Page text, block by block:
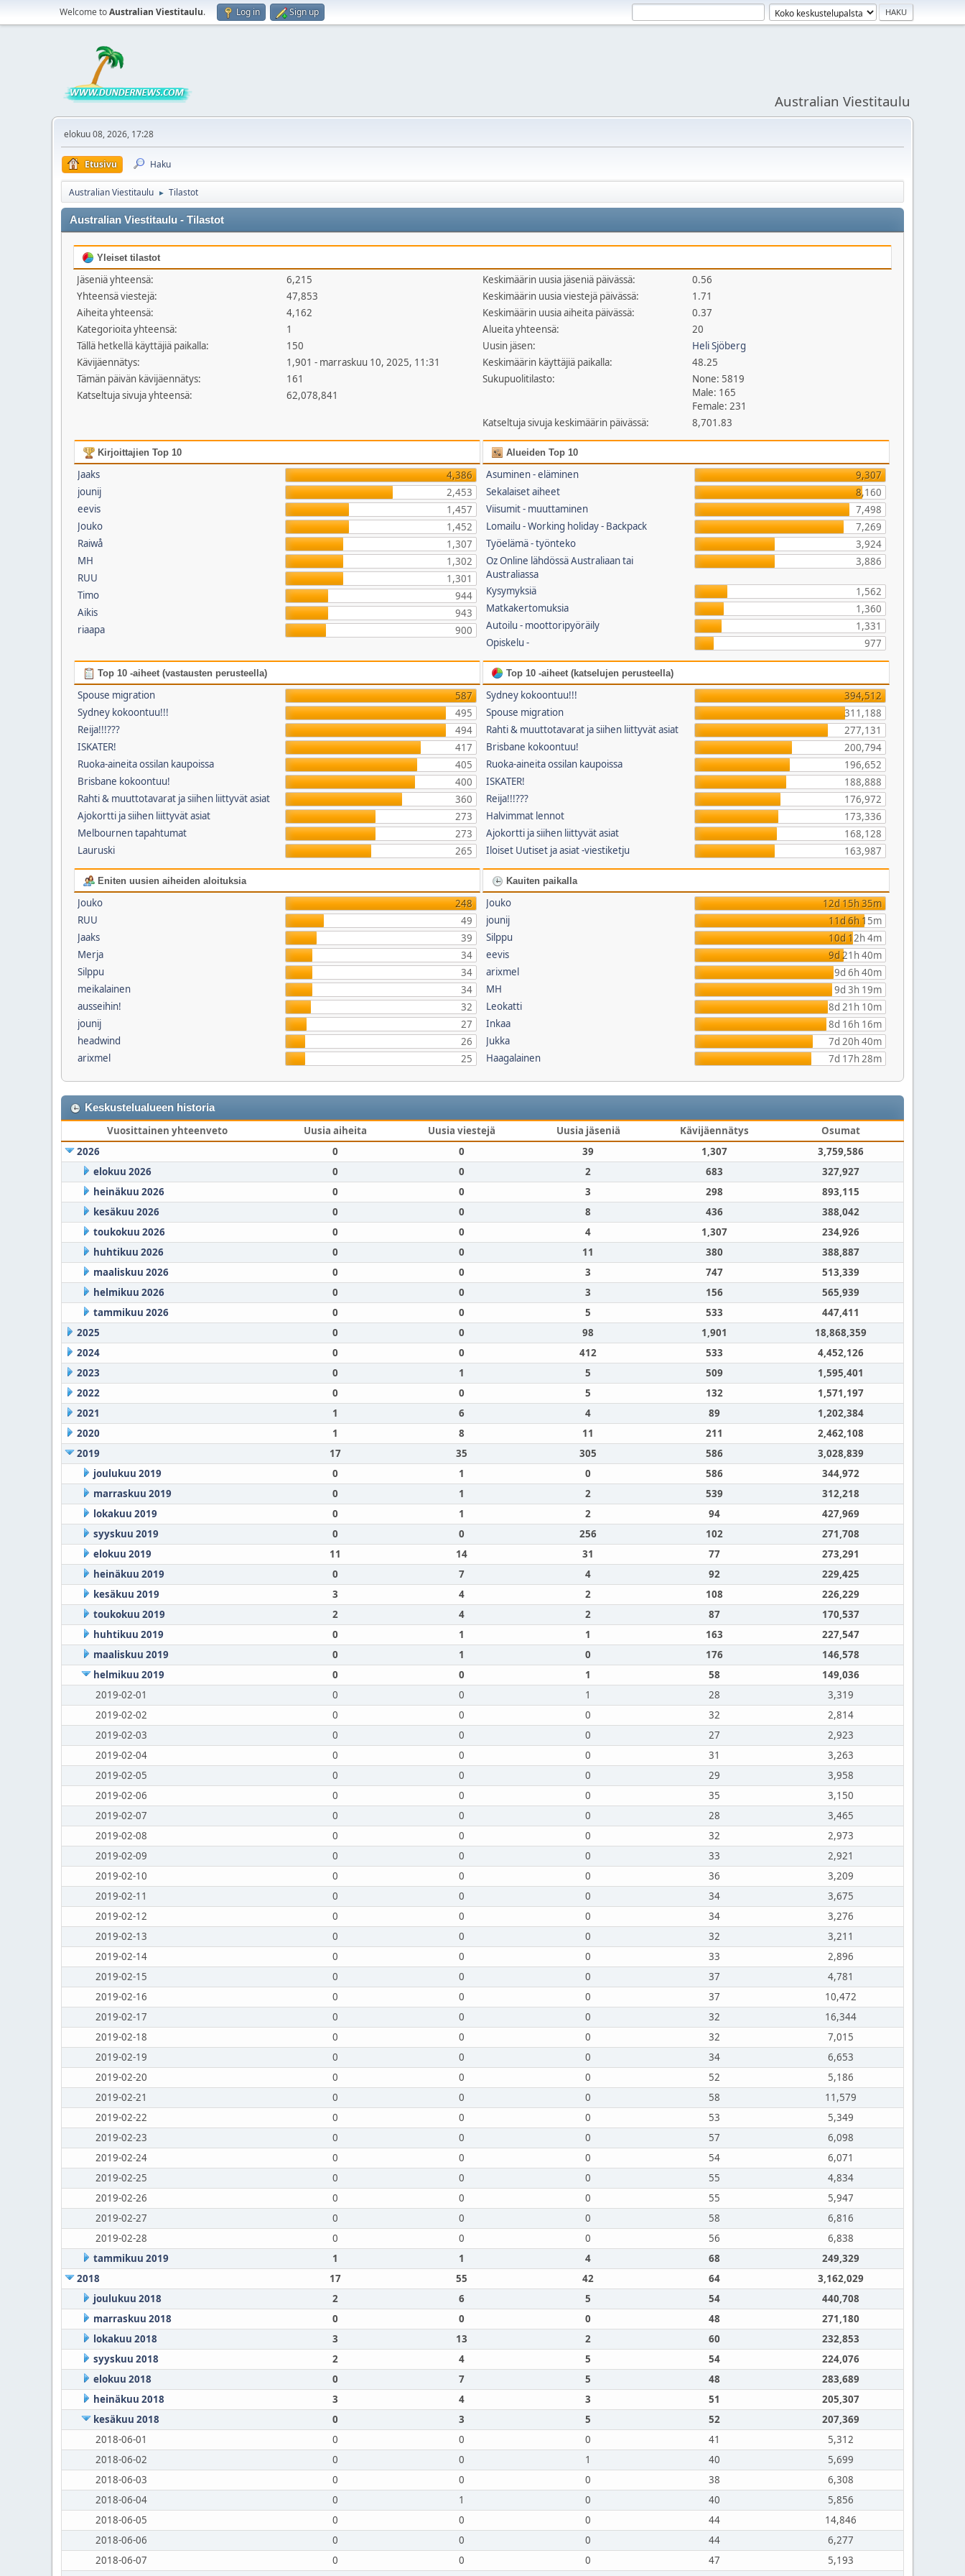
Welcome toAustralian Viestitaulu. Log in Sign up
Australian Viestitaulu
elokuu 08, 2026, 17:28
Etusivu Haku
Australian Viestitaulu ► Tilastot
Australian Viestitaulu - Tilastot
Yleiset tilastot
Jäseniä yhteensä:
6,215
Yhteensä viestejä:
47,853
Aiheita yhteensä:
4,162
Kategorioita yhteensä:
1
Tällä hetkellä käyttäjiä paikalla:
150
Kävijäennätys:
1,901 - marraskuu 10, 2025, 11:31
Tämän päivän kävijäennätys:
161
Katseltuja sivuja yhteensä:
62,078,841
Keskimäärin uusia jäseniä päivässä:
0.56
Keskimäärin uusia viestejä päivässä:
1.71
Keskimäärin uusia aiheita päivässä:
0.37
Alueita yhteensä:
20
Uusin jäsen:
Heli Sjöberg
Keskimäärin käyttäjiä paikalla:
48.25
Sukupuolitilasto:
None: 5819
Male: 165
Female: 231
Katseltuja sivuja keskimäärin päivässä:
8,701.83
Kirjoittajien Top 10
Jaaks
4,386
jounij
2,453
eevis
1,457
Jouko
1,452
Raiwå
1,307
MH
1,302
RUU
1,301
Timo
944
Aikis
943
riaapa
900
Alueiden Top 10
Asuminen - eläminen
9,307
Sekalaiset aiheet
8,160
Viisumit - muuttaminen
7,498
Lomailu - Working holiday - Backpack
7,269
Työelämä - työnteko
3,924
Oz Online lähdössä Australiaan tai
Australiassa
3,886
Kysymyksiä
1,562
Matkakertomuksia
1,360
Autoilu - moottoripyöräily
1,331
Opiskelu -
977
Top 10 -aiheet (vastausten perusteella)
Spouse migration
587
Sydney kokoontuu!!!
495
Reija!!!???
494
ISKATER!
417
Ruoka-aineita ossilan kaupoissa
405
Brisbane kokoontuu!
400
Rahti & muuttotavarat ja siihen liittyvät asiat
360
Ajokortti ja siihen liittyvät asiat
273
Melbournen tapahtumat
273
Lauruski
265
Top 10 -aiheet (katselujen perusteella)
Sydney kokoontuu!!!
394,512
Spouse migration
311,188
Rahti & muuttotavarat ja siihen liittyvät asiat
277,131
Brisbane kokoontuu!
200,794
Ruoka-aineita ossilan kaupoissa
196,652
ISKATER!
188,888
Reija!!!???
176,972
Halvimmat lennot
173,336
Ajokortti ja siihen liittyvät asiat
168,128
Iloiset Uutiset ja asiat -viestiketju
163,987
Eniten uusien aiheiden aloituksia
Jouko
248
RUU
49
Jaaks
39
Merja
34
Silppu
34
meikalainen
34
ausseihin!
32
jounij
27
headwind
26
arixmel
25
Kauiten paikalla
Jouko
12d 15h 35m
jounij
11d 6h 15m
Silppu
10d 12h 4m
eevis
9d 21h 40m
arixmel
9d 6h 40m
MH
9d 3h 19m
Leokatti
8d 21h 10m
Inkaa
8d 16h 16m
Jukka
7d 20h 40m
Haagalainen
7d 17h 28m
Keskustelualueen historia
Vuosittainen yhteenveto Uusia aiheita Uusia viestejä Uusia jäseniä Kävijäennätys
Osumat
2026
0 0 39 1,307
3,759,586
elokuu 2026
0 0 2 683
327,927
heinäkuu 2026
0 0 3 298
893,115
kesäkuu 2026
0 0 8 436
388,042
toukokuu 2026
0 0 4 1,307
234,926
huhtikuu 2026
0 0 11 380
388,887
maaliskuu 2026
0 0 3 747
513,339
helmikuu 2026
0 0 3 156
565,939
tammikuu 2026
0 0 5 533
447,411
2025
0 0 98 1,901
18,868,359
2024
0 0 412 533
4,452,126
2023
0 1 5 509
1,595,401
2022
0 0 5 132
1,571,197
2021
1 6 4 89
1,202,384
2020
1 8 11 211
2,462,108
2019
17 35 305 586
3,028,839
joulukuu 2019
0 1 0 586
344,972
marraskuu 2019
0 1 2 539
312,218
lokakuu 2019
0 1 2 94
427,969
syyskuu 2019
0 0 256 102
271,708
elokuu 2019
11 14 31 77
273,291
heinäkuu 2019
0 7 4 92
229,425
kesäkuu 2019
3 4 2 108
226,229
toukokuu 2019
2 4 2 87
170,537
huhtikuu 2019
0 1 1 163
227,547
maaliskuu 2019
0 1 0 176
146,578
helmikuu 2019
0 0 1 58
149,036
2019-02-01
0 0 1 28
3,319
2019-02-02
0 0 0 32
2,814
2019-02-03
0 0 0 27
2,923
2019-02-04
0 0 0 31
3,263
2019-02-05
0 0 0 29
3,958
2019-02-06
0 0 0 35
3,150
2019-02-07
0 0 0 28
3,465
2019-02-08
0 0 0 32
2,973
2019-02-09
0 0 0 33
2,921
2019-02-10
0 0 0 36
3,209
2019-02-11
0 0 0 34
3,675
2019-02-12
0 0 0 34
3,276
2019-02-13
0 0 0 32
3,211
2019-02-14
0 0 0 33
2,896
2019-02-15
0 0 0 37
4,781
2019-02-16
0 0 0 37
10,472
2019-02-17
0 0 0 32
16,344
2019-02-18
0 0 0 32
7,015
2019-02-19
0 0 0 34
6,653
2019-02-20
0 0 0 52
5,186
2019-02-21
0 0 0 58
11,579
2019-02-22
0 0 0 53
5,349
2019-02-23
0 0 0 57
6,098
2019-02-24
0 0 0 54
6,071
2019-02-25
0 0 0 55
4,834
2019-02-26
0 0 0 55
5,947
2019-02-27
0 0 0 58
6,816
2019-02-28
0 0 0 56
6,838
tammikuu 2019
1 1 4 68
249,329
2018
17 55 42 64
3,162,029
joulukuu 2018
2 6 5 54
440,708
marraskuu 2018
0 0 0 48
271,180
lokakuu 2018
3 13 2 60
232,853
syyskuu 2018
2 4 5 54
224,076
elokuu 2018
0 7 5 48
283,689
heinäkuu 2018
3 4 3 51
205,307
kesäkuu 2018
0 3 5 52
207,369
2018-06-01
0 0 0 41
5,312
2018-06-02
0 0 1 40
5,699
2018-06-03
0 0 0 38
6,308
2018-06-04
0 1 0 40
5,856
2018-06-05
0 0 0 44
14,846
2018-06-06
0 0 0 44
6,277
2018-06-07
0 0 0 47
5,193